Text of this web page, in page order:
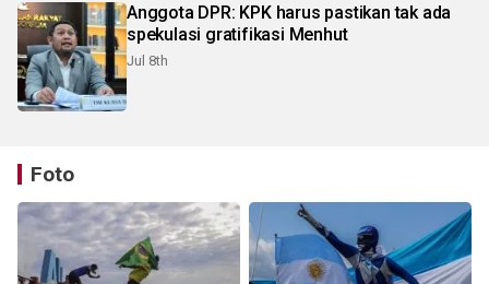
Anggota DPR: KPK harus pastikan tak ada
spekulasi gratifikasi Menhut
Jul 8th
Foto